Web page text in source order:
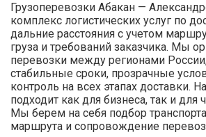
Грузоперевозки Абакан —
комплекс логистических услуг по
дальние расстояния с учетом
груза и требований заказчика. Мы
перевозки между регионами
стабильные сроки, прозрачные
контроль на всех этапах доставки.
подходит как для бизнеса, так и для
Мы берем на себя подбор
маршрута и сопровождение